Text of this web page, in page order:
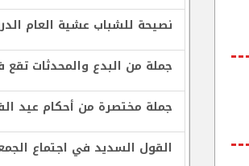
نصيحة للشباب عشية العام
جملة من البدع والمحدثات
جملة مختصرة من أحكام عيد
القول السديد في اجتماع